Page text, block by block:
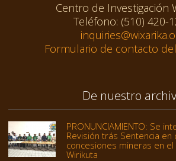
Centro de Investigación
Teléfono: (510) 420-
Formulario de contacto
De nuestro
PRONUNCIAMIENTO: Se
Revisión trás Sentencia en
concesiones mineras en
Wirikuta